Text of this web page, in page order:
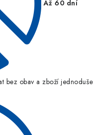
Až 60 dní
bez obav a zboží jednoduše